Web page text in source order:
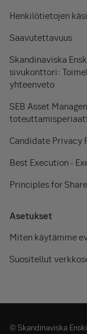
Henkilötietojen
Saavutettavuus
Skandinaviska
sivukonttori:
yhteenveto
SEB Asset
Candidate Privacy
Best Execution -
Principles for
Asetukset
Miten käytämme
Suositellut
© Skandinaviska